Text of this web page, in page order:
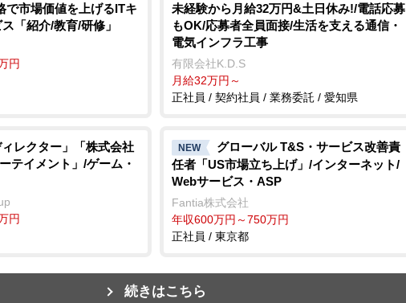
で市場価値を上げるITキ
「紹介/教育/研修」
円
未経験から月給32万円&土日休み!/電話応募
もOK/応募者全員面接/生活を支える通信・
電気インフラ工事
有限会社K.D.S
月給32万円～
正社員 / 契約社員 / 業務委託 / 愛知県
レクター」「株式会社
テイメント」/ゲーム・
円
NEW
グローバル T&S・サービス改善責
任者「US市場立ち上げ」/インターネット/
Webサービス・ASP
Fantia株式会社
年収600万円～750万円
正社員 / 東京都
続きはこちら